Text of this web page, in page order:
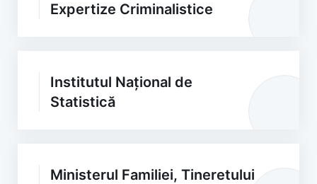
Expertize Criminalistice
Institutul Național de
Statistică
Ministerul Familiei, Tineretului